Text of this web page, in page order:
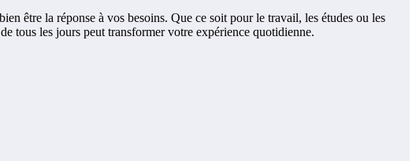
être la réponse à vos besoins. Que ce soit pour le travail, les études ou les
tous les jours peut transformer votre expérience quotidienne.